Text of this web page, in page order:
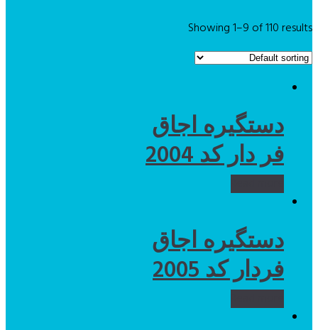
Showing 1–9 of 110 results
دستگیره اجاق
فر دار کد 2004
دستگیره اجاق
فردار کد 2005